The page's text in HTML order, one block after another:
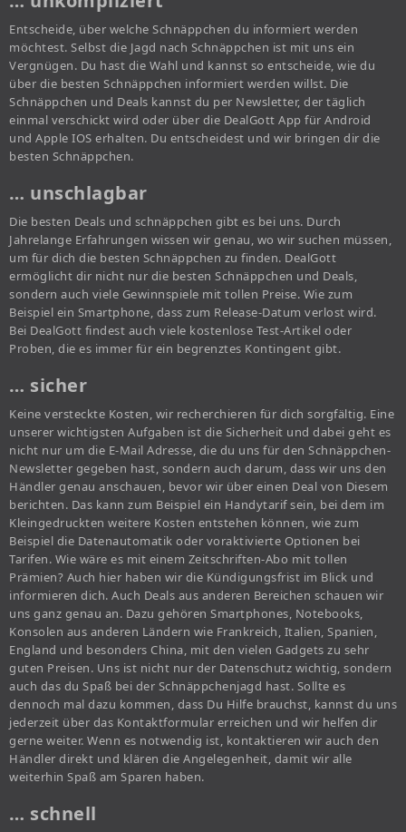
Entscheide, über welche Schnäppchen du informiert werden
möchtest. Selbst die Jagd nach Schnäppchen ist mit uns ein
Vergnügen. Du hast die Wahl und kannst so entscheide, wie du
über die besten Schnäppchen informiert werden willst. Die
Schnäppchen und Deals kannst du per Newsletter, der täglich
einmal verschickt wird oder über die DealGott App für Android
und Apple IOS erhalten. Du entscheidest und wir bringen dir die
besten Schnäppchen.
… unschlagbar
Die besten Deals und schnäppchen gibt es bei uns. Durch
Jahrelange Erfahrungen wissen wir genau, wo wir suchen müssen,
um für dich die besten Schnäppchen zu finden. DealGott
ermöglicht dir nicht nur die besten Schnäppchen und Deals,
sondern auch viele Gewinnspiele mit tollen Preise. Wie zum
Beispiel ein Smartphone, dass zum Release-Datum verlost wird.
Bei DealGott findest auch viele kostenlose Test-Artikel oder
Proben, die es immer für ein begrenztes Kontingent gibt.
… sicher
Keine versteckte Kosten, wir recherchieren für dich sorgfältig. Eine
unserer wichtigsten Aufgaben ist die Sicherheit und dabei geht es
nicht nur um die E-Mail Adresse, die du uns für den Schnäppchen-
Newsletter gegeben hast, sondern auch darum, dass wir uns den
Händler genau anschauen, bevor wir über einen Deal von Diesem
berichten. Das kann zum Beispiel ein Handytarif sein, bei dem im
Kleingedruckten weitere Kosten entstehen können, wie zum
Beispiel die Datenautomatik oder voraktivierte Optionen bei
Tarifen. Wie wäre es mit einem Zeitschriften-Abo mit tollen
Prämien? Auch hier haben wir die Kündigungsfrist im Blick und
informieren dich. Auch Deals aus anderen Bereichen schauen wir
uns ganz genau an. Dazu gehören Smartphones, Notebooks,
Konsolen aus anderen Ländern wie Frankreich, Italien, Spanien,
England und besonders China, mit den vielen Gadgets zu sehr
guten Preisen. Uns ist nicht nur der Datenschutz wichtig, sondern
auch das du Spaß bei der Schnäppchenjagd hast. Sollte es
dennoch mal dazu kommen, dass Du Hilfe brauchst, kannst du uns
jederzeit über das Kontaktformular erreichen und wir helfen dir
gerne weiter. Wenn es notwendig ist, kontaktieren wir auch den
Händler direkt und klären die Angelegenheit, damit wir alle
weiterhin Spaß am Sparen haben.
… schnell